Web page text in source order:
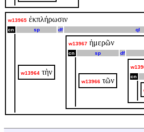
w13965 ἐκπλήρωσιν
cn sp df ql
w13964 τὴν
w13967 ἡμερῶν
cn sp df
w13966 τῶν cn